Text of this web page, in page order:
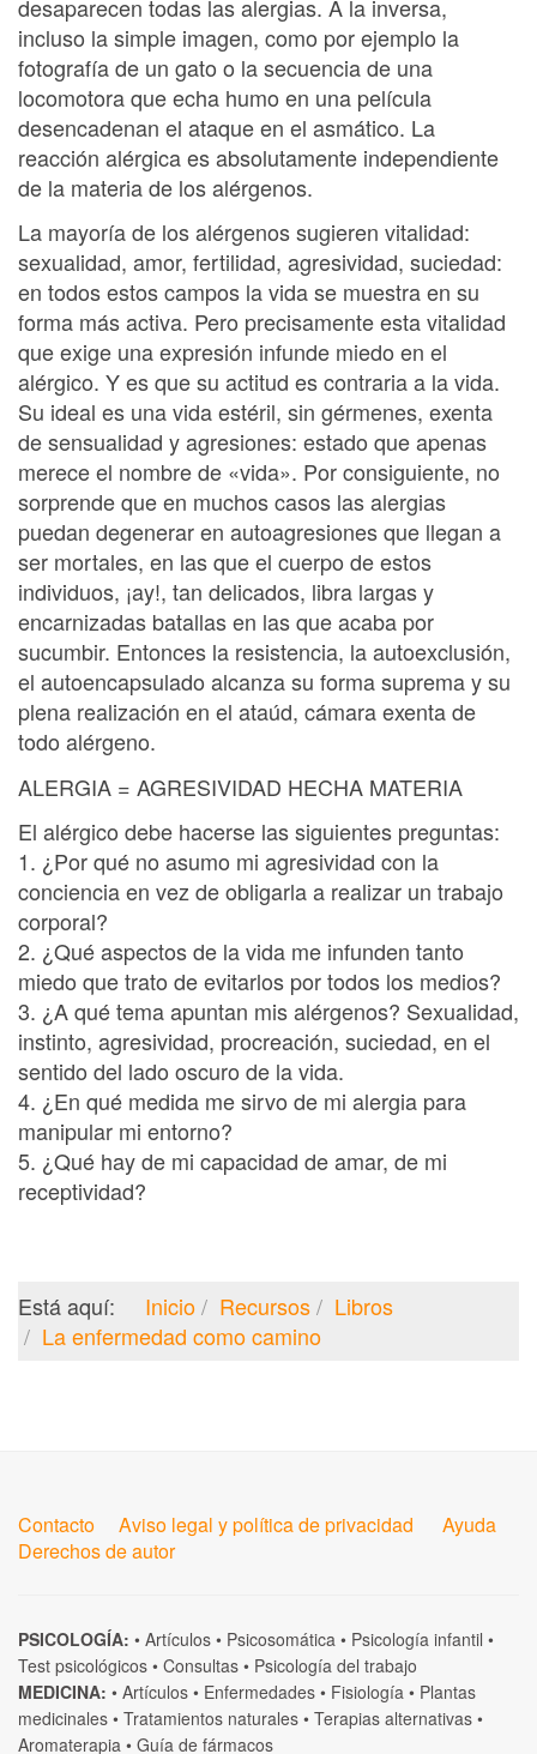
desaparecen todas las alergias. A la inversa,
incluso la simple imagen, como por ejemplo la
fotografía de un gato o la secuencia de una
locomotora que echa humo en una película
desencadenan el ataque en el asmático. La
reacción alérgica es absolutamente independiente
de la materia de los alérgenos.
La mayoría de los alérgenos sugieren vitalidad:
sexualidad, amor, fertilidad, agresividad, suciedad:
en todos estos campos la vida se muestra en su
forma más activa. Pero precisamente esta vitalidad
que exige una expresión infunde miedo en el
alérgico. Y es que su actitud es contraria a la vida.
Su ideal es una vida estéril, sin gérmenes, exenta
de sensualidad y agresiones: estado que apenas
merece el nombre de «vida». Por consiguiente, no
sorprende que en muchos casos las alergias
puedan degenerar en autoagresiones que llegan a
ser mortales, en las que el cuerpo de estos
individuos, ¡ay!, tan delicados, libra largas y
encarnizadas batallas en las que acaba por
sucumbir. Entonces la resistencia, la autoexclusión,
el autoencapsulado alcanza su forma suprema y su
plena realización en el ataúd, cámara exenta de
todo alérgeno.
ALERGIA = AGRESIVIDAD HECHA MATERIA
El alérgico debe hacerse las siguientes preguntas:
1. ¿Por qué no asumo mi agresividad con la
conciencia en vez de obligarla a realizar un trabajo
corporal?
2. ¿Qué aspectos de la vida me infunden tanto
miedo que trato de evitarlos por todos los medios?
3. ¿A qué tema apuntan mis alérgenos? Sexualidad,
instinto, agresividad, procreación, suciedad, en el
sentido del lado oscuro de la vida.
4. ¿En qué medida me sirvo de mi alergia para
manipular mi entorno?
5. ¿Qué hay de mi capacidad de amar, de mi
receptividad?
Está aquí: Inicio Recursos
Libros
La enfermedad como camino
Contacto Aviso legal y política de privacidad
Ayuda
Derechos de autor
PSICOLOGÍA: • Artículos • Psicosomática • Psicología infantil •
Test psicológicos • Consultas • Psicología del trabajo
MEDICINA: • Artículos • Enfermedades • Fisiología • Plantas
medicinales • Tratamientos naturales • Terapias alternativas •
Aromaterapia • Guía de fármacos